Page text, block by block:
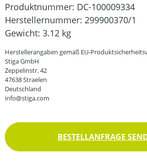
Produktnummer: DC-100009334
Herstellernummer: 299900370/1
Gewicht: 3.12 kg
Herstellerangaben gemäß EU-
Stiga GmbH
Zeppelinstr. 42
47638 Straelen
Deutschland
info@stiga.com
BESTELLANFRAGE